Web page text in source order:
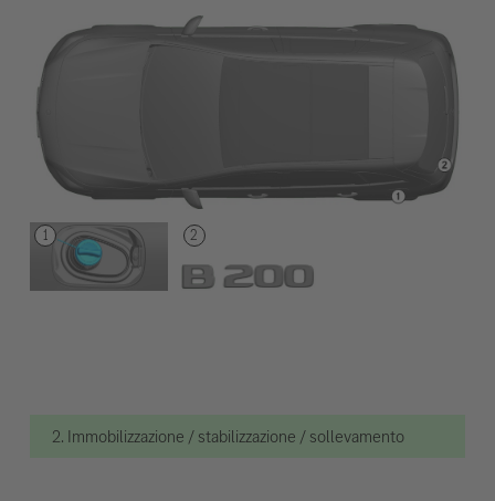
2. Immobilizzazione / stabilizzazione / sollevamento